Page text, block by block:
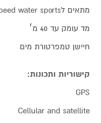
מתאים לSwim, snorkel, scuba, high-speed water sports
מד עומק עד 40 מ׳
חיישן טמפרטורת מים
קישוריות ותכונות:
GPS
Cellular and satellite